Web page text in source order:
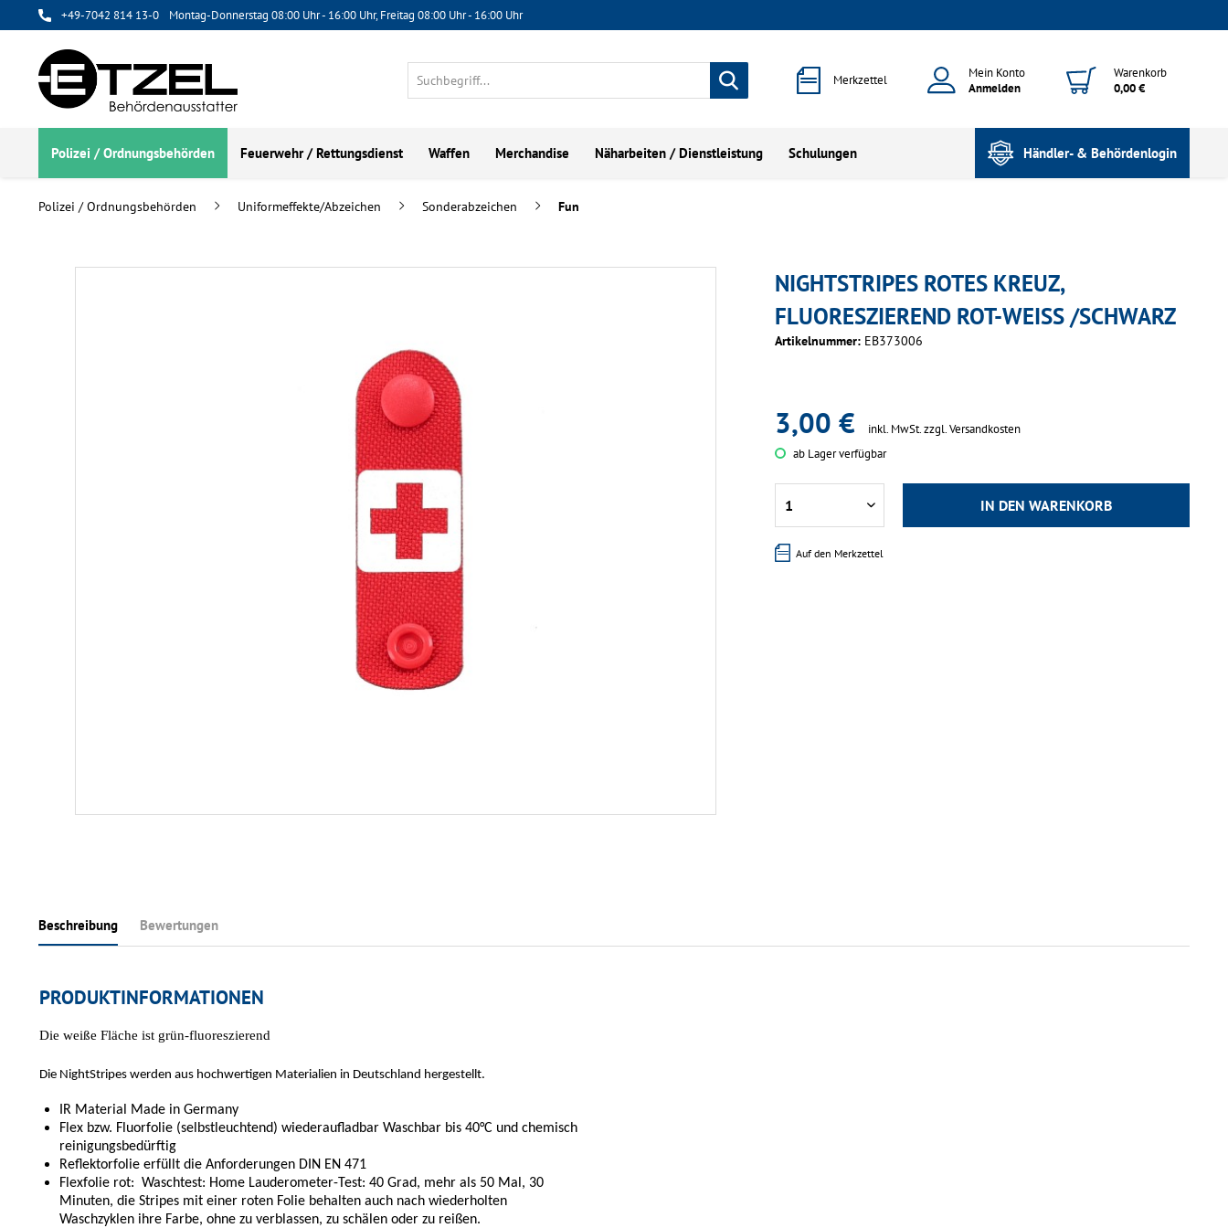
+49-7042 814 13-0 Montag-Donnerstag 08:00 Uhr - 16:00 Uhr, Freitag 08:00 Uhr - 16:00 Uhr
Merkzettel
Mein Konto
Anmelden
Warenkorb
0,00 €
Polizei / Ordnungsbehörden Feuerwehr / Rettungsdienst Waffen Merchandise Näharbeiten / Dienstleistung Schulungen Händler- & Behördenlogin
Polizei / Ordnungsbehörden Uniformeffekte/Abzeichen Sonderabzeichen Fun
NIGHTSTRIPES ROTES KREUZ,
FLUORESZIEREND ROT-WEISS /SCHWARZ
Artikelnummer: EB373006
3,00 € inkl. MwSt.zzgl. Versandkosten
ab Lager verfügbar
IN DEN WARENKORB
Auf den Merkzettel
Beschreibung Bewertungen
PRODUKTINFORMATIONEN
Die weiße Fläche ist grün-fluoreszierend
Die NightStripes werden aus hochwertigen Materialien in Deutschland hergestellt.
IR Material Made in Germany
Flex bzw. Fluorfolie (selbstleuchtend) wiederaufladbar Waschbar bis 40°C und chemisch
reinigungsbedürftig
Reflektorfolie erfüllt die Anforderungen DIN EN 471
Flexfolie rot: Waschtest: Home Lauderometer-Test: 40 Grad, mehr als 50 Mal, 30
Minuten, die Stripes mit einer roten Folie behalten auch nach wiederholten
Waschzyklen ihre Farbe, ohne zu verblassen, zu schälen oder zu reißen.